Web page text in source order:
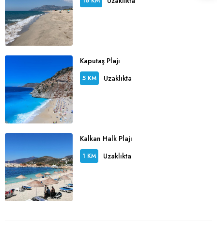
Kaputaş Plajı
5 KM Uzaklıkta
Kalkan Halk Plajı
1 KM Uzaklıkta